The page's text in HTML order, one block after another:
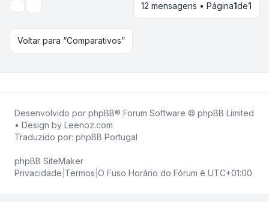
Opções de visualização e ordenação12 mensagens • Página1de1
Voltar para “Comparativos”
Desenvolvido por phpBB® Forum Software © phpBB Limited
• Design by Leenoz.com
Traduzido por: phpBB Portugal
phpBB SiteMaker
Privacidade Termos O Fuso Horário do Fórum é UTC+01:00